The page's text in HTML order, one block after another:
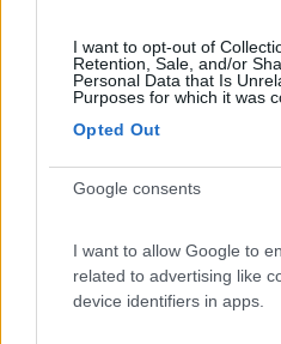
I want to opt-out of
Retention, Sale, and/or
Personal Data that Is
Purposes for which it was
Opted Out
Google consents
I want to allow Google to
related to advertising like
device identifiers in apps.
596799
vista sul mare dice tutto!
Posizione Prezzo